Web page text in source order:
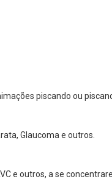
piscando ou
Glaucoma e outros.
e outros, a se